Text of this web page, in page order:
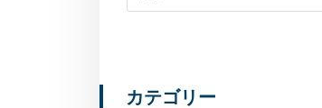
カテゴリー